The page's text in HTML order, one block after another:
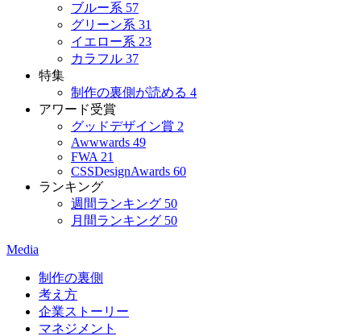
ブルー系 57
グリーン系 31
イエロー系 23
カラフル 37
特集
制作の裏側が読める 4
アワード受賞
グッドデザイン賞 2
Awwwards 49
FWA 21
CSSDesignAwards 60
ランキング
週間ランキング 50
月間ランキング 50
Media
制作の裏側
考え方
企業ストーリー
マネジメント